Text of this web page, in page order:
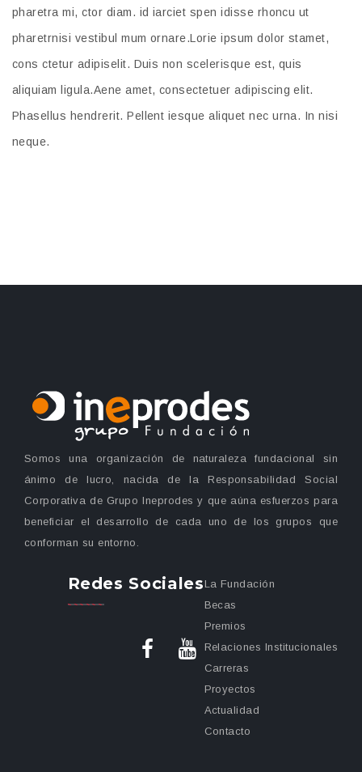
pharetra mi, ctor diam. id iarciet spen idisse rhoncu ut
pharetrnisi vestibul mum ornare.Lorie ipsum dolor stamet,
cons ctetur adipiselit. Duis non scelerisque est, quis
aliquiam ligula.Aene amet, consectetuer adipiscing elit.
Phasellus hendrerit. Pellent iesque aliquet nec urna. In nisi
neque.
Somos una organización de naturaleza fundacional sin
ánimo de lucro, nacida de la Responsabilidad Social
Corporativa de Grupo Ineprodes y que aúna esfuerzos para
beneficiar el desarrollo de cada uno de los grupos que
conforman su entorno.
La Fundación
Becas
Premios
Relaciones Institucionales
Carreras
Proyectos
Actualidad
Contacto
Redes Sociales